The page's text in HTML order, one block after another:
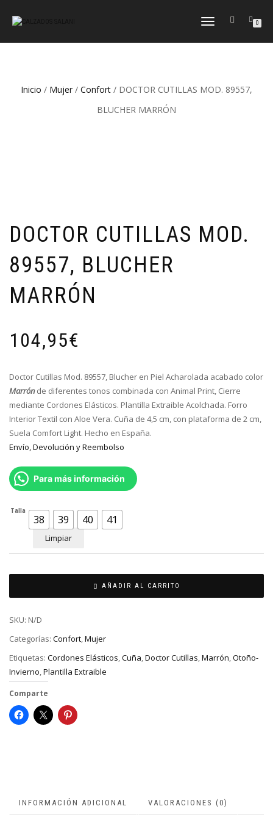
CAMBIAR
0
Inicio / Mujer / Confort / DOCTOR CUTILLAS MOD. 89557,
BLUCHER MARRÓN
DOCTOR CUTILLAS MOD.
89557, BLUCHER
MARRÓN
104,95€
Doctor Cutillas Mod. 89557, Blucher en Piel Acharolada acabado color
Marrónde diferentes tonos combinada con Animal Print, Cierre
mediante Cordones Elásticos. Plantilla Extraible Acolchada. Forro
Interior Textil con Aloe Vera. Cuña de 4,5 cm, con plataforma de 2 cm,
Suela Comfort Light. Hecho en España.
Envío, Devolución y Reembolso
Para más información
Talla
38 39 40 41
Limpiar
AÑADIR AL CARRITO
SKU: N/D
Categorías: Confort,Mujer
Etiquetas: Cordones Elásticos,Cuña,Doctor Cutillas,Marrón,Otoño-
Invierno,Plantilla Extraible
Comparte
INFORMACIÓN ADICIONAL VALORACIONES (0)